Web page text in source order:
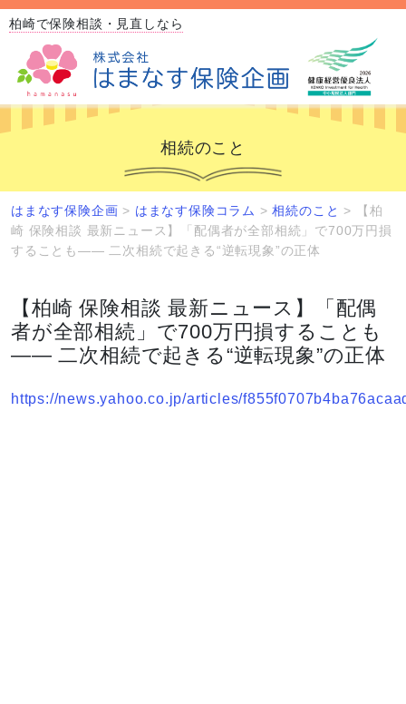
柏崎で保険相談・見直しなら
相続のこと
はまなす保険企画 > はまなす保険コラム >相続のこと >
【柏
崎 保険相談 最新ニュース】「配偶者が全部相続」で700万円損
することも―― 二次相続で起きる“逆転現象”の正体
【柏崎 保険相談 最新ニュース】「配偶
者が全部相続」で700万円損することも
―― 二次相続で起きる“逆転現象”の正体
https://news.yahoo.co.jp/articles/